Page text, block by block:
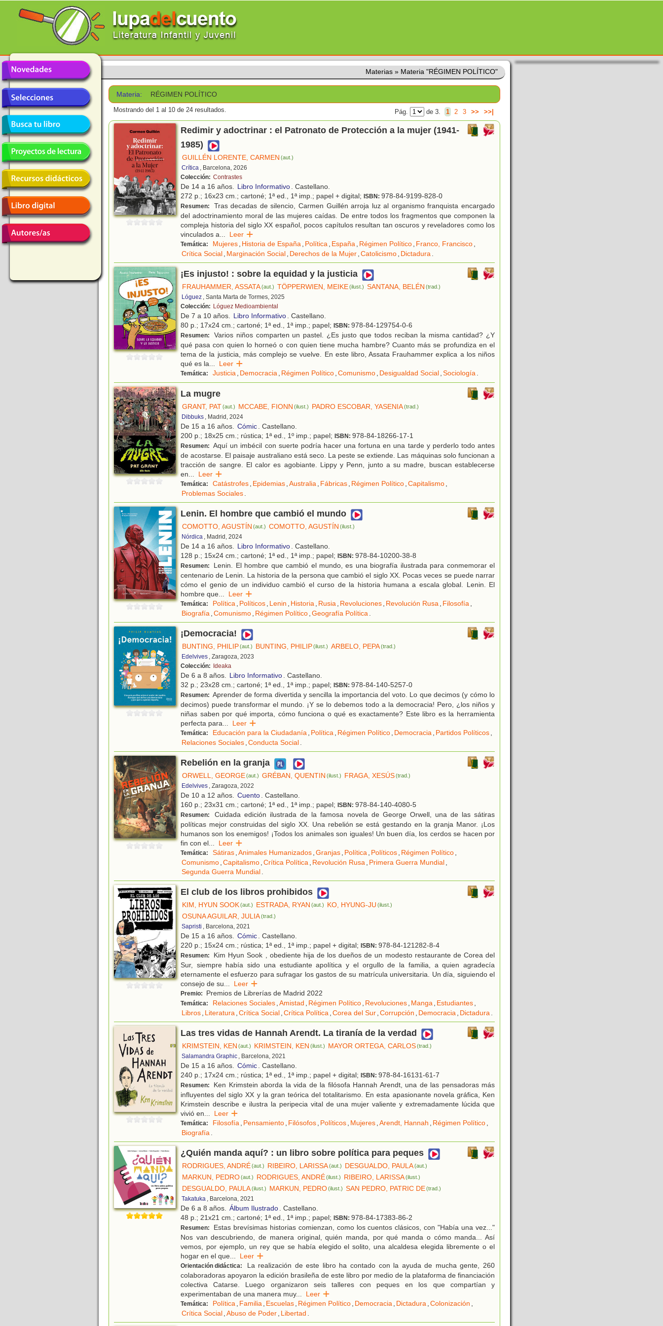
Materias » Materia "RÉGIMEN POLÍTICO"
Materia: RÉGIMEN POLÍTICO
Mostrando del 1 al 10 de 24 resultados. Pág. de 3. 1 2 3 >> >>|
Redimir y adoctrinar : el Patronato de Protección a la mujer (1941-
1985)
GUILLÉN LORENTE, CARMEN (aut.)
Crítica , Barcelona, 2026
Colección: Contrastes
De 14 a 16 años. Libro Informativo. Castellano.
272 p.; 16x23 cm.; cartoné; 1ª ed., 1ª imp.; papel + digital; ISBN: 978-84-9199-828-0
Resumen:
Tras decadas de silencio, Carmen Guillén arroja luz al organismo franquista encargado
del adoctrinamiento moral de las mujeres caídas. De entre todos los fragmentos que componen la
compleja historia del siglo XX español, pocos capítulos resultan tan oscuros y reveladores como los
vinculados a... Leer
Temática: Mujeres, Historia de España, Política, España, Régimen Político, Franco, Francisco,
Crítica Social, Marginación Social, Derechos de la Mujer,Catolicismo, Dictadura.
¡Es injusto! : sobre la equidad y la justicia
FRAUHAMMER, ASSATA(aut.) TÖPPERWIEN, MEIKE(ilust.) SANTANA, BELÉN (trad.)
Lóguez , Santa Marta de Tormes, 2025
Colección: Lóguez Medioambiental
De 7 a 10 años. Libro Informativo. Castellano.
80 p.; 17x24 cm.; cartoné; 1ª ed., 1ª imp.; papel; ISBN: 978-84-129754-0-6
Resumen:
Varios niños comparten un pastel. ¿Es justo que todos reciban la misma cantidad? ¿Y
qué pasa con quien lo horneó o con quien tiene mucha hambre? Cuanto más se profundiza en el
tema de la justicia, más complejo se vuelve. En este libro, Assata Frauhammer explica a los niños
qué es la... Leer
Temática: Justicia, Democracia, Régimen Político,Comunismo, Desigualdad Social,Sociología.
La mugre
GRANT, PAT(aut.) MCCABE, FIONN (ilust.) PADRO ESCOBAR, YASENIA(trad.)
Dibbuks , Madrid, 2024
De 15 a 16 años. Cómic. Castellano.
200 p.; 18x25 cm.; rústica; 1ª ed., 1º imp.; papel; ISBN: 978-84-18266-17-1
Resumen: Aquí un imbécil con suerte podría hacer una fortuna en una tarde y perderlo todo antes
de acostarse. El paisaje australiano está seco. La peste se extiende. Las máquinas solo funcionan a
tracción de sangre. El calor es agobiante. Lippy y Penn, junto a su madre, buscan establecerse
en... Leer
Temática: Catástrofes, Epidemias,Australia, Fábricas, Régimen Político,Capitalismo,
Problemas Sociales.
Lenin. El hombre que cambió el mundo
COMOTTO, AGUSTÍN (aut.) COMOTTO, AGUSTÍN (ilust.)
Nórdica , Madrid, 2024
De 14 a 16 años. Libro Informativo. Castellano.
128 p.; 15x24 cm.; cartoné; 1ª ed., 1ª imp.; papel; ISBN: 978-84-10200-38-8
Resumen:
Lenin. El hombre que cambió el mundo, es una biografía ilustrada para conmemorar el
centenario de Lenin. La historia de la persona que cambió el siglo XX. Pocas veces se puede narrar
cómo el genio de un individuo cambió el curso de la historia humana a escala global. Lenin. El
hombre que... Leer
Temática: Política, Políticos, Lenin , Historia, Rusia, Revoluciones, Revolución Rusa, Filosofía,
Biografía,Comunismo, Régimen Político,Geografía Política.
¡Democracia!
BUNTING, PHILIP(aut.) BUNTING, PHILIP(ilust.) ARBELO, PEPA(trad.)
Edelvives , Zaragoza, 2023
Colección:
Ideaka
De 6 a 8 años. Libro Informativo. Castellano.
32 p.; 23x28 cm.; cartoné; 1ª ed., 1ª imp.; papel; ISBN: 978-84-140-5257-0
Resumen: Aprender de forma divertida y sencilla la importancia del voto. Lo que decimos (y cómo lo
decimos) puede transformar el mundo. ¡Y se lo debemos todo a la democracia! Pero, ¿los niños y
niñas saben por qué importa, cómo funciona o qué es exactamente? Este libro es la herramienta
perfecta para... Leer
Temática: Educación para la Ciudadanía, Política, Régimen Político, Democracia, Partidos Políticos,
Relaciones Sociales,Conducta Social.
Rebelión en la granja
ORWELL, GEORGE(aut.) GRÉBAN, QUENTIN (ilust.) FRAGA, XESÚS (trad.)
Edelvives , Zaragoza, 2022
De 10 a 12 años. Cuento. Castellano.
160 p.; 23x31 cm.; cartoné; 1ª ed., 1ª imp.; papel; ISBN: 978-84-140-4080-5
Resumen:
Cuidada edición ilustrada de la famosa novela de George Orwell, una de las sátiras
políticas mejor construidas del siglo XX. Una rebelión se está gestando en la granja Manor. ¡Los
humanos son los enemigos! ¡Todos los animales son iguales! Un buen día, los cerdos se hacen por
fin con el... Leer
Temática: Sátiras,Animales Humanizados,Granjas, Política, Políticos, Régimen Político,
Comunismo,Capitalismo,Crítica Política, Revolución Rusa, Primera Guerra Mundial,
Segunda Guerra Mundial.
El club de los libros prohibidos
KIM, HYUN SOOK(aut.) ESTRADA, RYAN (aut.) KO, HYUNG-JU (ilust.)
OSUNA AGUILAR, JULIA(trad.)
Sapristi , Barcelona, 2021
De 15 a 16 años. Cómic. Castellano.
220 p.; 15x24 cm.; rústica; 1ª ed., 1ª imp.; papel + digital; ISBN: 978-84-121282-8-4
Resumen:
Kim Hyun Sook , obediente hija de los dueños de un modesto restaurante de Corea del
Sur, siempre había sido una estudiante apolítica y el orgullo de la familia, a quien agradecía
eternamente el esfuerzo para sufragar los gastos de su matrícula universitaria. Un día, siguiendo el
consejo de su... Leer
Premio: Premios de Librerías de Madrid 2022
Temática: Relaciones Sociales,Amistad , Régimen Político, Revoluciones, Manga, Estudiantes,
Libros, Literatura,Crítica Social,Crítica Política,Corea del Sur,Corrupción , Democracia, Dictadura.
Las tres vidas de Hannah Arendt. La tiranía de la verdad
KRIMSTEIN, KEN (aut.) KRIMSTEIN, KEN (ilust.) MAYOR ORTEGA, CARLOS (trad.)
Salamandra Graphic , Barcelona, 2021
De 15 a 16 años. Cómic. Castellano.
240 p.; 17x24 cm.; rústica; 1ª ed., 1ª imp.; papel + digital; ISBN: 978-84-16131-61-7
Resumen:
Ken Krimstein aborda la vida de la filósofa Hannah Arendt, una de las pensadoras más
influyentes del siglo XX y la gran teórica del totalitarismo. En esta apasionante novela gráfica, Ken
Krimstein describe e ilustra la peripecia vital de una mujer valiente y extremadamente lúcida que
vivió en... Leer
Temática: Filosofía, Pensamiento, Filósofos, Políticos, Mujeres,Arendt, Hannah , Régimen Político,
Biografía.
¿Quién manda aquí? : un libro sobre política para peques
RODRIGUES, ANDRÉ(aut.) RIBEIRO, LARISSA(aut.) DESGUALDO, PAULA(aut.)
MARKUN, PEDRO(aut.) RODRIGUES, ANDRÉ(ilust.) RIBEIRO, LARISSA(ilust.)
DESGUALDO, PAULA(ilust.) MARKUN, PEDRO(ilust.) SAN PEDRO, PATRIC DE (trad.)
Takatuka , Barcelona, 2021
De 6 a 8 años. Álbum Ilustrado. Castellano.
48 p.; 21x21 cm.; cartoné; 1ª ed., 1ª imp.; papel; ISBN: 978-84-17383-86-2
Resumen:
Estas brevísimas historias comienzan, como los cuentos clásicos, con "Había una vez..."
Nos van descubriendo, de manera original, quién manda, por qué manda o cómo manda... Así
vemos, por ejemplo, un rey que se había elegido el solito, una alcaldesa elegida libremente o el
hogar en el que... Leer
Orientación didáctica:
La realización de este libro ha contado con la ayuda de mucha gente, 260
colaboradoras apoyaron la edición brasileña de este libro por medio de la plataforma de financiación
colectiva Catarse. Luego organizaron seis talleres con peques en los que compartían y
experimentaban de una manera muy... Leer
Temática: Política, Familia, Escuelas, Régimen Político, Democracia, Dictadura,Colonización ,
Crítica Social,Abuso de Poder, Libertad .